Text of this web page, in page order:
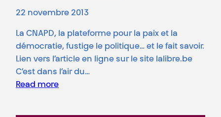
22 novembre 2013
La CNAPD, la plateforme pour la paix et la
démocratie, fustige le politique… et le fait savoir.
Lien vers l’article en ligne sur le site lalibre.be
C’est dans l’air du…
Read more